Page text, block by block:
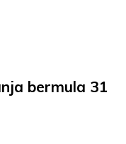
bermula 31